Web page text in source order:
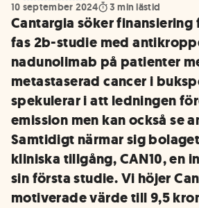
10 september 2024
3 min lästid
Cantargia söker finansiering
fas 2b-studie med
nadunolimab på patienter
metastaserad cancer i
spekulerar i att ledningen
emission men kan också se
Samtidigt närmar sig
kliniska tillgång, CAN10, en
sin första studie. Vi höjer
motiverade värde till 9,5